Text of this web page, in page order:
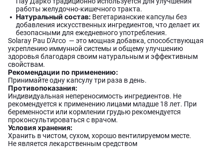
работы желудочно-кишечного тракта.
Натуральный состав: Вегетарианские капсулы без
добавления искусственных ингредиентов, что делает их
безопасными для ежедневного употребления.
Solaray Pau D'Arco — это мощная добавка, способствующая
укреплению иммунной системы и общему улучшению
здоровья благодаря своим натуральным и эффективным
свойствам.
Рекомендации по применению:
Принимайте одну капсулу три раза в день.
Противопоказания:
Индивидуальная непереносимость ингредиентов. Не
рекомендуется к применению лицами младше 18 лет. При
беременности или кормлении грудью рекомендуется
проконсультироваться с врачом.
Условия хранения:
Хранить в чистом, сухом, хорошо вентилируемом месте.
Не является лекарственным средством